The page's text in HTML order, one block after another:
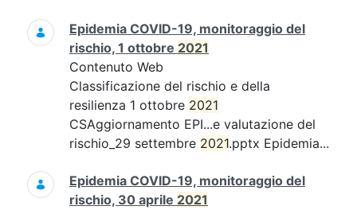
Epidemia COVID-19, monitoraggio del
rischio, 1 ottobre 2021
Contenuto Web
Classificazione del rischio e della
resilienza 1 ottobre 2021
CSAggiornamento EPI...e valutazione del
rischio_29 settembre 2021.pptx Epidemia...
Epidemia COVID-19, monitoraggio del
rischio, 30 aprile 2021